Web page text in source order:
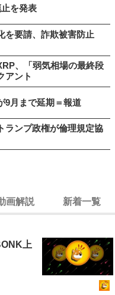
を発表
を要請、詐欺被害防止
、「弱気相場の最終段
アント
9月まで延期＝報道
ランプ政権が倫理規定協
画解説 新着一覧
上